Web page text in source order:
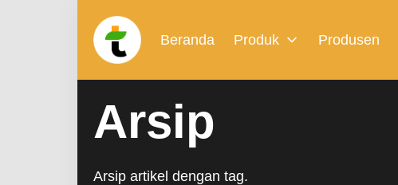
Beranda Produk Produsen
Arsip
Arsip artikel dengan tag.